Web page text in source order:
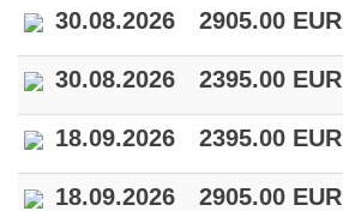
30.08.2026 2905.00 EUR
30.08.2026 2395.00 EUR
18.09.2026 2395.00 EUR
18.09.2026 2905.00 EUR